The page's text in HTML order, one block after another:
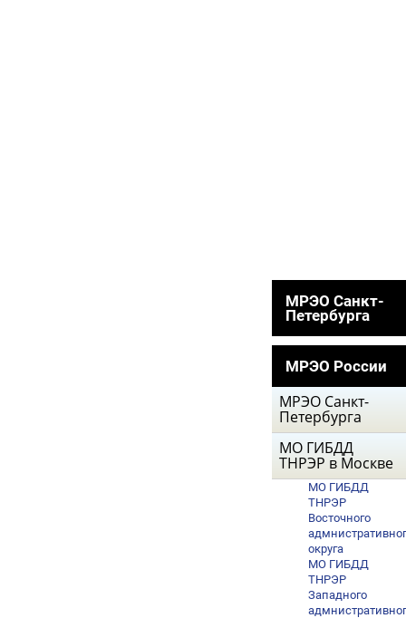
МРЭО Санкт-
Петербурга
МРЭО России
МРЭО Санкт-
Петербурга
МО ГИБДД
ТНРЭР в Москве
МО ГИБДД
ТНРЭР
Восточного
округа
МО ГИБДД
ТНРЭР
Западного